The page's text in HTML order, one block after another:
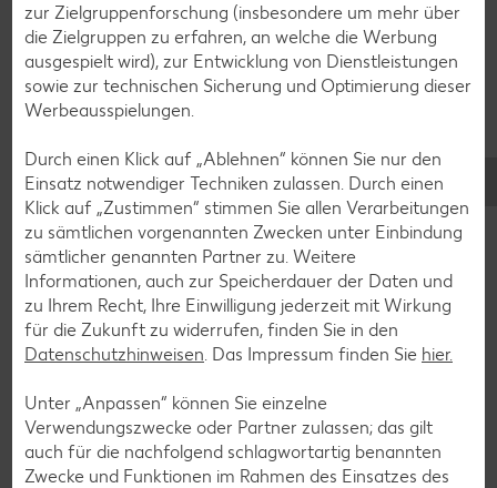
Glutenfreie Rezepte
Wer auf Gluten verzichtet, muss nicht automatisch auf
Vielfalt und Geschmack verzichten. Ob süß oder herzhaft –
mit unseren glutenfreien Rezepten zauberst du dir Gerichte,
die nicht nur verträglich, sondern auch richtig lecker sind.
Rezepte entdecken
zur Zielgruppenforschung (insbesondere um mehr über
die Zielgruppen zu erfahren, an welche die Werbung
ausgespielt wird), zur Entwicklung von Dienstleistungen
sowie zur technischen Sicherung und Optimierung dieser
Werbeausspielungen.
Durch einen Klick auf „Ablehnen“ können Sie nur den
Einsatz notwendiger Techniken zulassen. Durch einen
Klick auf „Zustimmen“ stimmen Sie allen Verarbeitungen
zu sämtlichen vorgenannten Zwecken unter Einbindung
sämtlicher genannten Partner zu. Weitere
Informationen, auch zur Speicherdauer der Daten und
zu Ihrem Recht, Ihre Einwilligung jederzeit mit Wirkung
für die Zukunft zu widerrufen, finden Sie in den
Datenschutzhinweisen. Das Impressum finden Sie hier.
Unter „Anpassen“ können Sie einzelne
Verwendungszwecke oder Partner zulassen; das gilt
auch für die nachfolgend schlagwortartig benannten
Zwecke und Funktionen im Rahmen des Einsatzes des